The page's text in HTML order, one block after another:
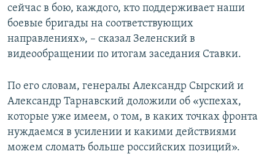
сейчас в бою, каждого, кто поддерживает наши
боевые бригады на соответствующих
направлениях», – сказал Зеленский в
видеообращении по итогам заседания Ставки.
По его словам, генералы Александр Сырский и
Александр Тарнавский доложили об «успехах,
которые уже имеем, о том, в каких точках фронта
нуждаемся в усилении и какими действиями
можем сломать больше российских позиций».